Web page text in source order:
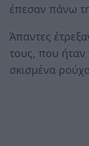
έπεσαν πάνω
Άπαντες
τους, που
σκισμένα